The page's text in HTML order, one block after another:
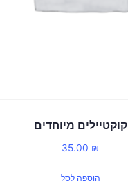
קוקטיילים מיוחדים
35.00 ₪
הוספה לסל